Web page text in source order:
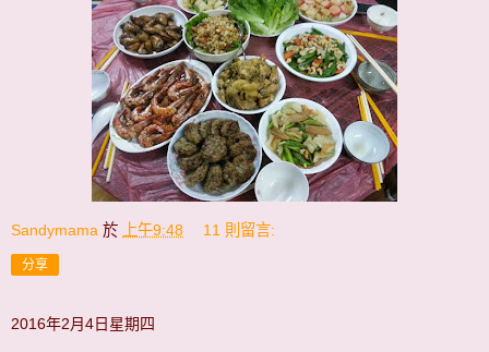
Sandymama 於 上午9:48 11 則留言:
分享
2016年2月4日星期四